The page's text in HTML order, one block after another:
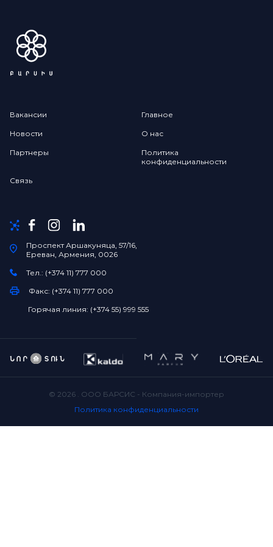
Вакансии Главное
Новости О нас
Партнеры
Политика
конфиденциальности
Связь
Проспект Аршакуняца, 57/16,
Ереван, Армения, 0026
Тел.: (+374 11) 777 000
Факс: (+374 11) 777 000
Горячая линия: (+374 55) 999 555
© 2026 . ООО БАРСИС - Компания-импортер
Политика конфиденциальности